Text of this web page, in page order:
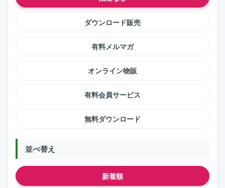
ダウンロード販売
有料メルマガ
オンライン物販
有料会員サービス
無料ダウンロード
並べ替え
新着順